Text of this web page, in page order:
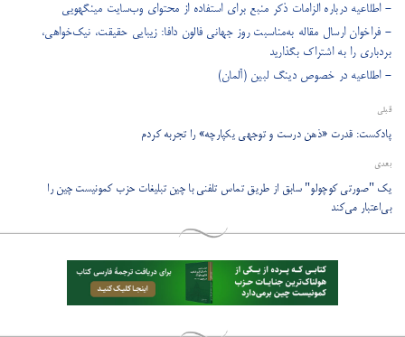
- اطلاعیه درباره الزامات ذکر منبع برای استفاده از محتوای وب‌سایت مینگهویی
- فراخوان ارسال مقاله به‌مناسبت روز جهانی فالون دافا: زیبایی حقیقت، نیک‌خواهی،
بردباری را به اشتراک بگذارید
- اطلاعیه در خصوص دینگ لبین (آلمان)
قبلی
پادکست: قدرت «ذهن درست و توجهی یکپارچه» را تجربه کردم
بعدی
یک "صورتی کوچولو" سابق از طریق تماس تلفنی با چین تبلیغات حزب کمونیست چین را
بی‌اعتبار می‌کند